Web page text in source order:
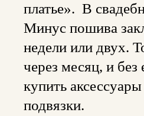
платье». В
Минус пошива
недели или двух.
через месяц, и
купить
подвязки.